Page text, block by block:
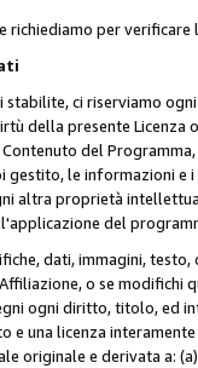
richiediamo per
stabilite, ci riserviamo
della presente
del
le informazioni e
altra proprietà
del
dati, immagini,
o se modifichi
ogni diritto, titolo, ed
e una licenza
originale e derivata a: